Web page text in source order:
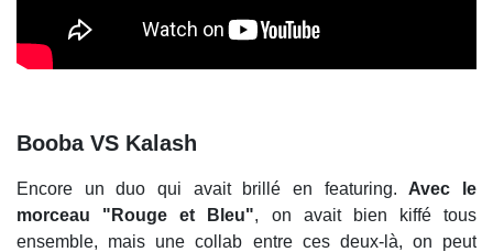
Booba VS Kalash
Encore un duo qui avait brillé en featuring. Avec le
morceau "Rouge et Bleu", on avait bien kiffé tous
ensemble, mais une collab entre ces deux-là, on peut